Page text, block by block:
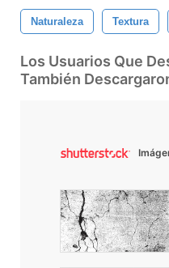
Naturaleza Textura
Los Usuarios Que
También